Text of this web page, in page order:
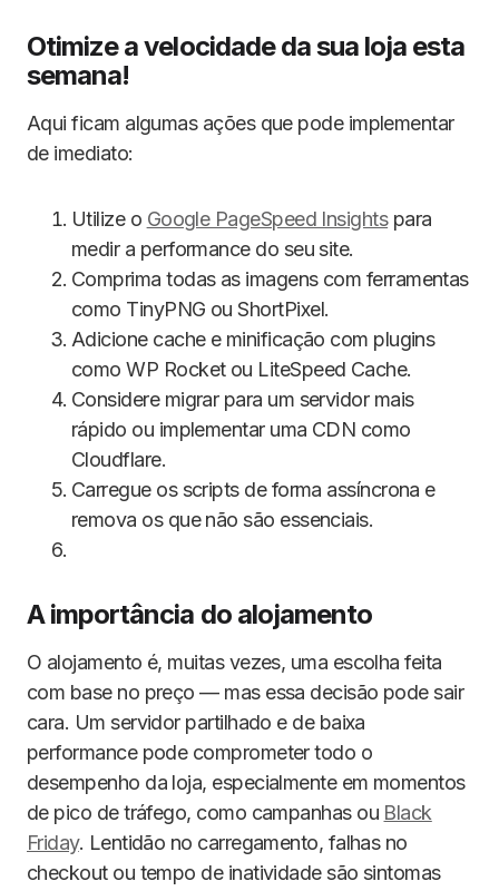
Otimize a velocidade da sua loja esta
semana!
Aqui ficam algumas ações que pode implementar
de imediato:
Utilize o Google PageSpeed Insightspara
medir a performance do seu site.
Comprima todas as imagens com ferramentas
como TinyPNG ou ShortPixel.
Adicione cache e minificação com plugins
como WP Rocket ou LiteSpeed Cache.
Considere migrar para um servidor mais
rápido ou implementar uma CDN como
Cloudflare.
Carregue os scripts de forma assíncrona e
remova os que não são essenciais.
A importância do alojamento
O alojamento é, muitas vezes, uma escolha feita
com base no preço — mas essa decisão pode sair
cara. Um servidor partilhado e de baixa
performance pode comprometer todo o
desempenho da loja, especialmente em momentos
de pico de tráfego, como campanhas ou Black
Friday. Lentidão no carregamento, falhas no
checkout ou tempo de inatividade são sintomas